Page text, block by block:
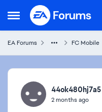
Open Side Menu
Skip to content
EA Forums FC Mobile
Forum
44ok480hj7a5
2 months ago